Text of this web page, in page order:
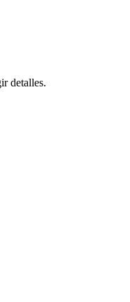
detalles.